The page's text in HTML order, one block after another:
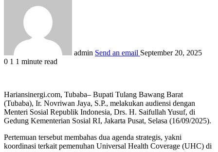
admin Send an email September 20, 2025
0 1 1 minute read
Hariansinergi.com, Tubaba– Bupati Tulang Bawang Barat
(Tubaba), Ir. Novriwan Jaya, S.P., melakukan audiensi dengan
Menteri Sosial Republik Indonesia, Drs. H. Saifullah Yusuf, di
Gedung Kementerian Sosial RI, Jakarta Pusat, Selasa (16/09/2025).
Pertemuan tersebut membahas dua agenda strategis, yakni
koordinasi terkait pemenuhan Universal Health Coverage (UHC) di